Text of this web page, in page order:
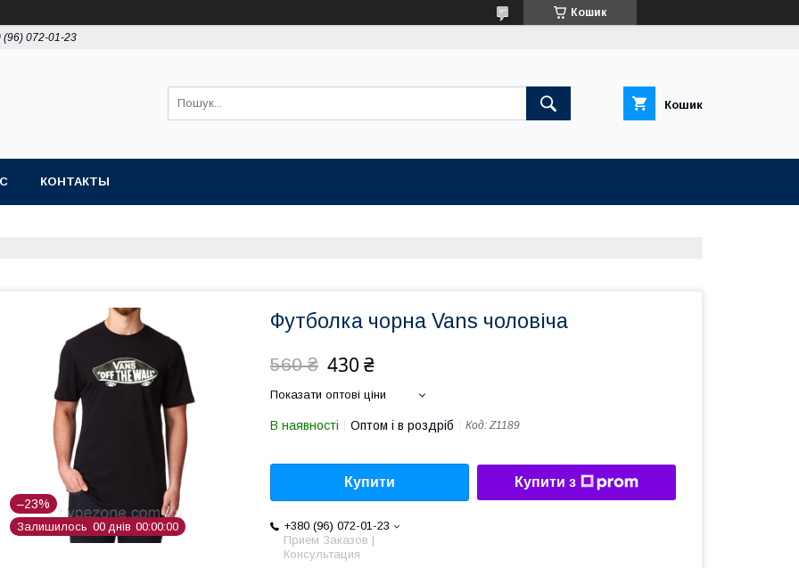
Кошик
(96) 072-01-23
Кошик
КОНТАКТЫ
–23%
Залишилось 00 днів 00 00 00
Футболка чорна Vans чоловіча
560 ₴ 430 ₴
Показати оптові ціни
В наявності Оптом і в роздріб Код: Z1189
Купити Купити з
+380 (96) 072-01-23
Прием Заказов |
Консультация